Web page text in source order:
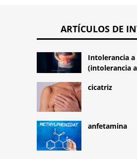
ARTÍCULOS DE
Intolerancia
(intolerancia
cicatriz
anfetamina